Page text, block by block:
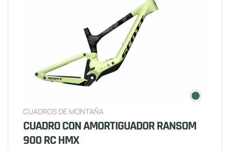
CUADROS DE MONTAÑA
CUADRO CON AMORTIGUADOR RANSOM
900 RC HMX